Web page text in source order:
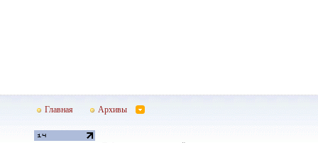
Главная Архивы